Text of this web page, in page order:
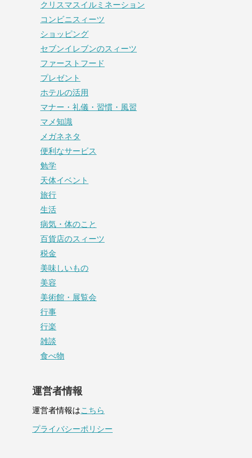
クリスマスイルミネーション
コンビニスィーツ
ショッピング
セブンイレブンのスィーツ
ファーストフード
プレゼント
ホテルの活用
マナー・礼儀・習慣・風習
マメ知識
メガネネタ
便利なサービス
勉学
天体イベント
旅行
生活
病気・体のこと
百貨店のスィーツ
税金
美味しいもの
美容
美術館・展覧会
行事
行楽
雑談
食べ物
運営者情報
運営者情報はこちら
プライバシーポリシー